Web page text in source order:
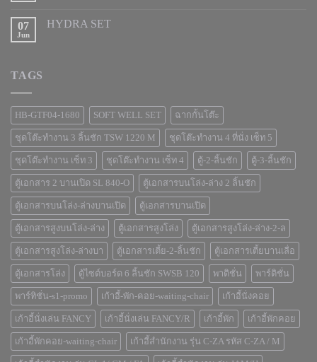
07
Jun
HYDRA SET
TAGS
HB-GTF04-1680 SOFT WELL SET ฉากกั้นโต๊ะ
ชุดโต๊ะทำงาน 3 ลิ้นชัก TSW 1220 M ชุดโต๊ะทำงาน 4 ที่นั่ง เซ็ท 5
ชุดโต๊ะทำงาน เซ็ท 3 ชุดโต๊ะทำงาน เซ็ท 4 ตู้-2-ลิ้นชัก ตู้-3-ลิ้นชัก
ตู้เอกสาร 2 บานเปิด SL 840-O ตู้เอกสารบนโล่ง-ล่าง 2 ลิ้นชัก
ตู้เอกสารบนโล่ง-ล่างบานเปิด ตู้เอกสารบานเปิด
ตู้เอกสารสูงบนโล่ง-ล่าง ตู้เอกสารสูงโล่ง ตู้เอกสารสูงโล่ง-ล่าง-2-ล
ตู้เอกสารสูงโล่ง-ล่างบา ตู้เอกสารเตี้ย-2-ลิ้นชัก ตู้เอกสารเตี้ยบานเลื่อ
ตู้เอกสารโล่ง ตู้ไซต์บอร์ด 6 ลิ้นชัก SWSB 120 พาติชั่น พาร์ติชั่น
พาร์ทิชั่น-s1-promo เก้าอี้-พัก-คอย-waiting-chair เก้าอี้นั่งคอย
เก้าอี้นั่งเล่น FANCY เก้าอี้นั่งเล่น FANCY/R เก้าอี้พัก เก้าอี้พักคอย
เก้าอี้พักคอย-waiting-chair เก้าอี้สำนักงาน รุ่น C-ZA รหัส C-ZA / M